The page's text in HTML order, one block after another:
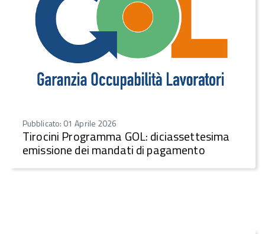
Pubblicato: 01 Aprile 2026
Tirocini Programma GOL: diciassettesima
emissione dei mandati di pagamento